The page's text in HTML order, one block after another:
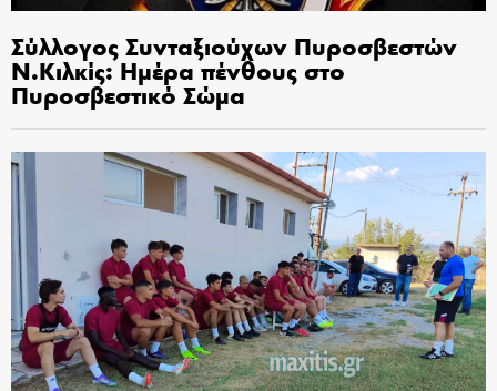
Σύλλογος Συνταξιούχων Πυροσβεστών
Ν.Κιλκίς: Ημέρα πένθους στο
Πυροσβεστικό Σώμα